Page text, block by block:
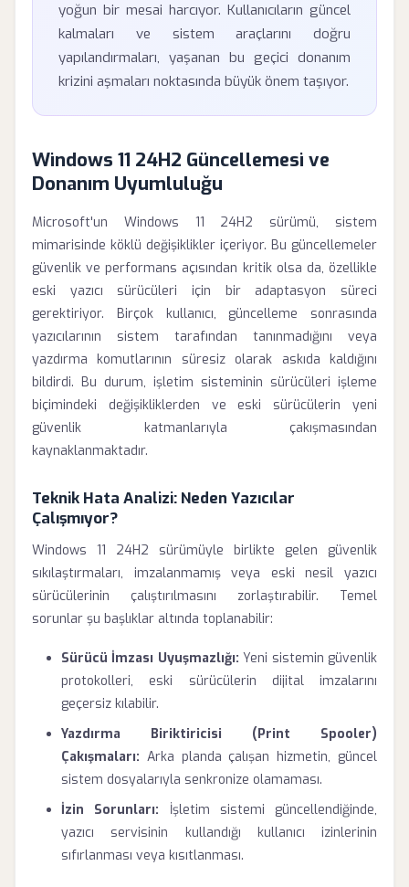
yoğun bir mesai harcıyor. Kullanıcıların güncel
kalmaları ve sistem araçlarını doğru
yapılandırmaları, yaşanan bu geçici donanım
krizini aşmaları noktasında büyük önem taşıyor.
Windows 11 24H2 Güncellemesi ve
Donanım Uyumluluğu
Microsoft'un Windows 11 24H2 sürümü, sistem
mimarisinde köklü değişiklikler içeriyor. Bu güncellemeler
güvenlik ve performans açısından kritik olsa da, özellikle
eski yazıcı sürücüleri için bir adaptasyon süreci
gerektiriyor. Birçok kullanıcı, güncelleme sonrasında
yazıcılarının sistem tarafından tanınmadığını veya
yazdırma komutlarının süresiz olarak askıda kaldığını
bildirdi. Bu durum, işletim sisteminin sürücüleri işleme
biçimindeki değişikliklerden ve eski sürücülerin yeni
güvenlik katmanlarıyla çakışmasından
kaynaklanmaktadır.
Teknik Hata Analizi: Neden Yazıcılar
Çalışmıyor?
Windows 11 24H2 sürümüyle birlikte gelen güvenlik
sıkılaştırmaları, imzalanmamış veya eski nesil yazıcı
sürücülerinin çalıştırılmasını zorlaştırabilir. Temel
sorunlar şu başlıklar altında toplanabilir:
Sürücü İmzası Uyuşmazlığı: Yeni sistemin güvenlik
protokolleri, eski sürücülerin dijital imzalarını
geçersiz kılabilir.
Yazdırma Biriktiricisi (Print Spooler)
Çakışmaları: Arka planda çalışan hizmetin, güncel
sistem dosyalarıyla senkronize olamaması.
İzin Sorunları: İşletim sistemi güncellendiğinde,
yazıcı servisinin kullandığı kullanıcı izinlerinin
sıfırlanması veya kısıtlanması.